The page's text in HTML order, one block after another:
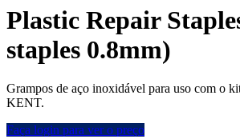
Plastic Repair
staples 0.8mm)
Grampos de aço inoxidável para uso com o
KENT.
Faça login para ver o preço